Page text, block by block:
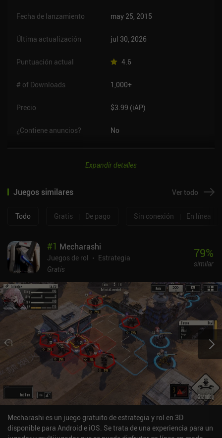
Fecha de lanzamiento may 25, 2015
Última actualización jul 30, 2026
Puntuación actual 4.6
# of Downloads 1,000+
Precio $3.99 (iAP)
¿Contiene anuncios? No
Expandir detalles
Juegos similares Ver todo
Todo Gratis De pago Sin conexión En línea
#1 Mecharashi
Juegos de rol
Estrategia
Gratis
79%
similar
Mecharashi es un juego gratuito de estrategia y rol en 3D
disponible para Android e iOS. Se trata de una experiencia para un